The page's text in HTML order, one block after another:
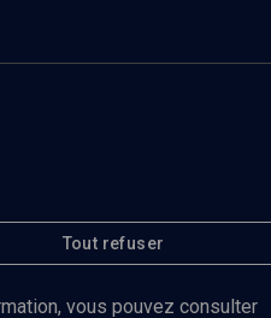
Tout refuser
vous pouvez consulter